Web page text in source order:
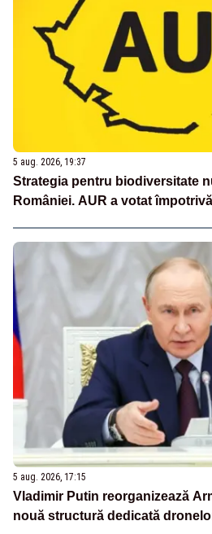
5 aug. 2026, 19:37
Strategia pentru biodiversitate
României. AUR a votat împotrivă
5 aug. 2026, 17:15
Vladimir Putin reorganizează
nouă structură dedicată